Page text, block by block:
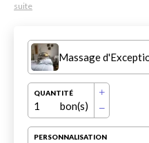
suite
QUANTITÉ
1 bon(s)
PERSONNALISATION